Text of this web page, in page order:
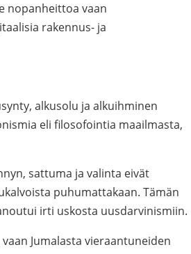
nopanheittoa vaan
rakennus- ja
alkusolu ja alkuihminen
eli filosofointia maailmasta,
sattuma ja valinta eivät
puhumattakaan. Tämän
irti uskosta uusdarvinismiin.
Jumalasta vieraantuneiden